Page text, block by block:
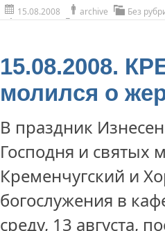
15.08.2008 archive Без
15.08.2008.
молился о
В праздник
Господня и святых
Кременчугский и
богослужения в
среду, 13 августа,